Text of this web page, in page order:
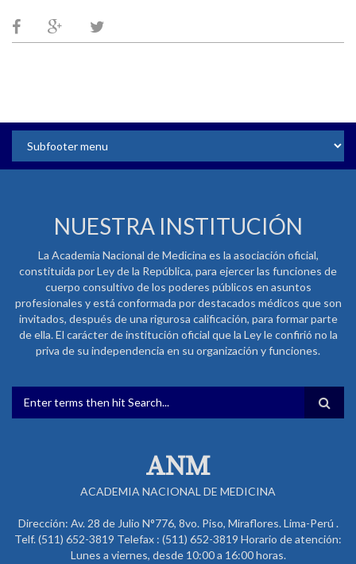
NUESTRA INSTITUCIÓN
La Academia Nacional de Medicina es la asociación oficial,
constituida por Ley de la República, para ejercer las funciones de
cuerpo consultivo de los poderes públicos en asuntos
profesionales y está conformada por destacados médicos que son
invitados, después de una rigurosa calificación, para formar parte
de ella. El carácter de institución oficial que la Ley le confirió no la
priva de su independencia en su organización y funciones.
FORMULARIO DE BÚSQUEDA
ANM
ACADEMIA NACIONAL DE MEDICINA
Dirección: Av. 28 de Julio N°776, 8vo. Piso, Miraflores. Lima-Perú .
Telf. (511) 652-3819 Telefax : (511) 652-3819 Horario de atención:
Lunes a viernes, desde 10:00 a 16:00 horas.